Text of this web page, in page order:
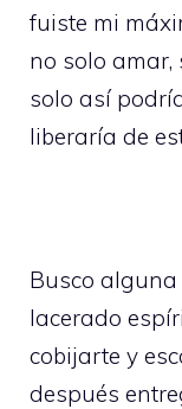
fuiste mi
no solo amar,
solo así
liberaría de
Busco
lacerado
cobijarte y
después